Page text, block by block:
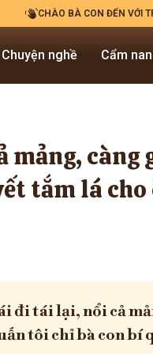
CHÀO BÀ CON ĐẾN VỚI
Chuyện nghề Cẩm
càng
tắm lá cho
đi tái lại, nổi cả
tôi chỉ bà con bí